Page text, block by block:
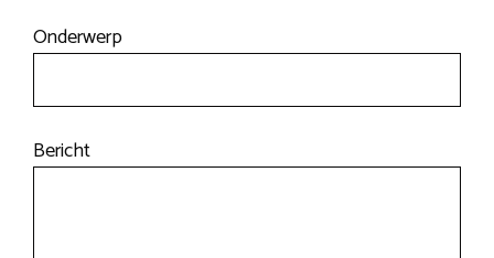
Onderwerp
Bericht